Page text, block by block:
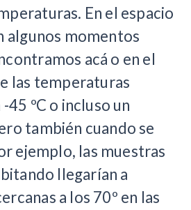
En el espacio
algunos momentos
acá o en el
las temperaturas
45 ºC o incluso un
también cuando se
ejemplo, las muestras
llegarían a
a los 70º en las